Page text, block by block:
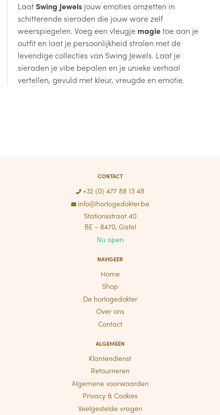
LaatSwing Jewels jouw emoties omzetten in
schitterende sieraden die jouw ware zelf
weerspiegelen. Voeg een vleugje magietoe aan je
outfit en laat je persoonlijkheid stralen met de
levendige collecties van Swing Jewels. Laat je
sieraden je vibe bepalen en je unieke verhaal
vertellen, gevuld met kleur, vreugde en emotie.
CONTACT
+32 (0) 477 88 13 48
info@horlogedokter.be
Stationsstraat 40
BE - 8470, Gistel
Nu open
NAVIGEER
Home
Shop
De horlogedokter
Over ons
Contact
ALGEMEEN
Klantendienst
Retourneren
Algemene voorwaarden
Privacy & Cookies
Veelgestelde vragen